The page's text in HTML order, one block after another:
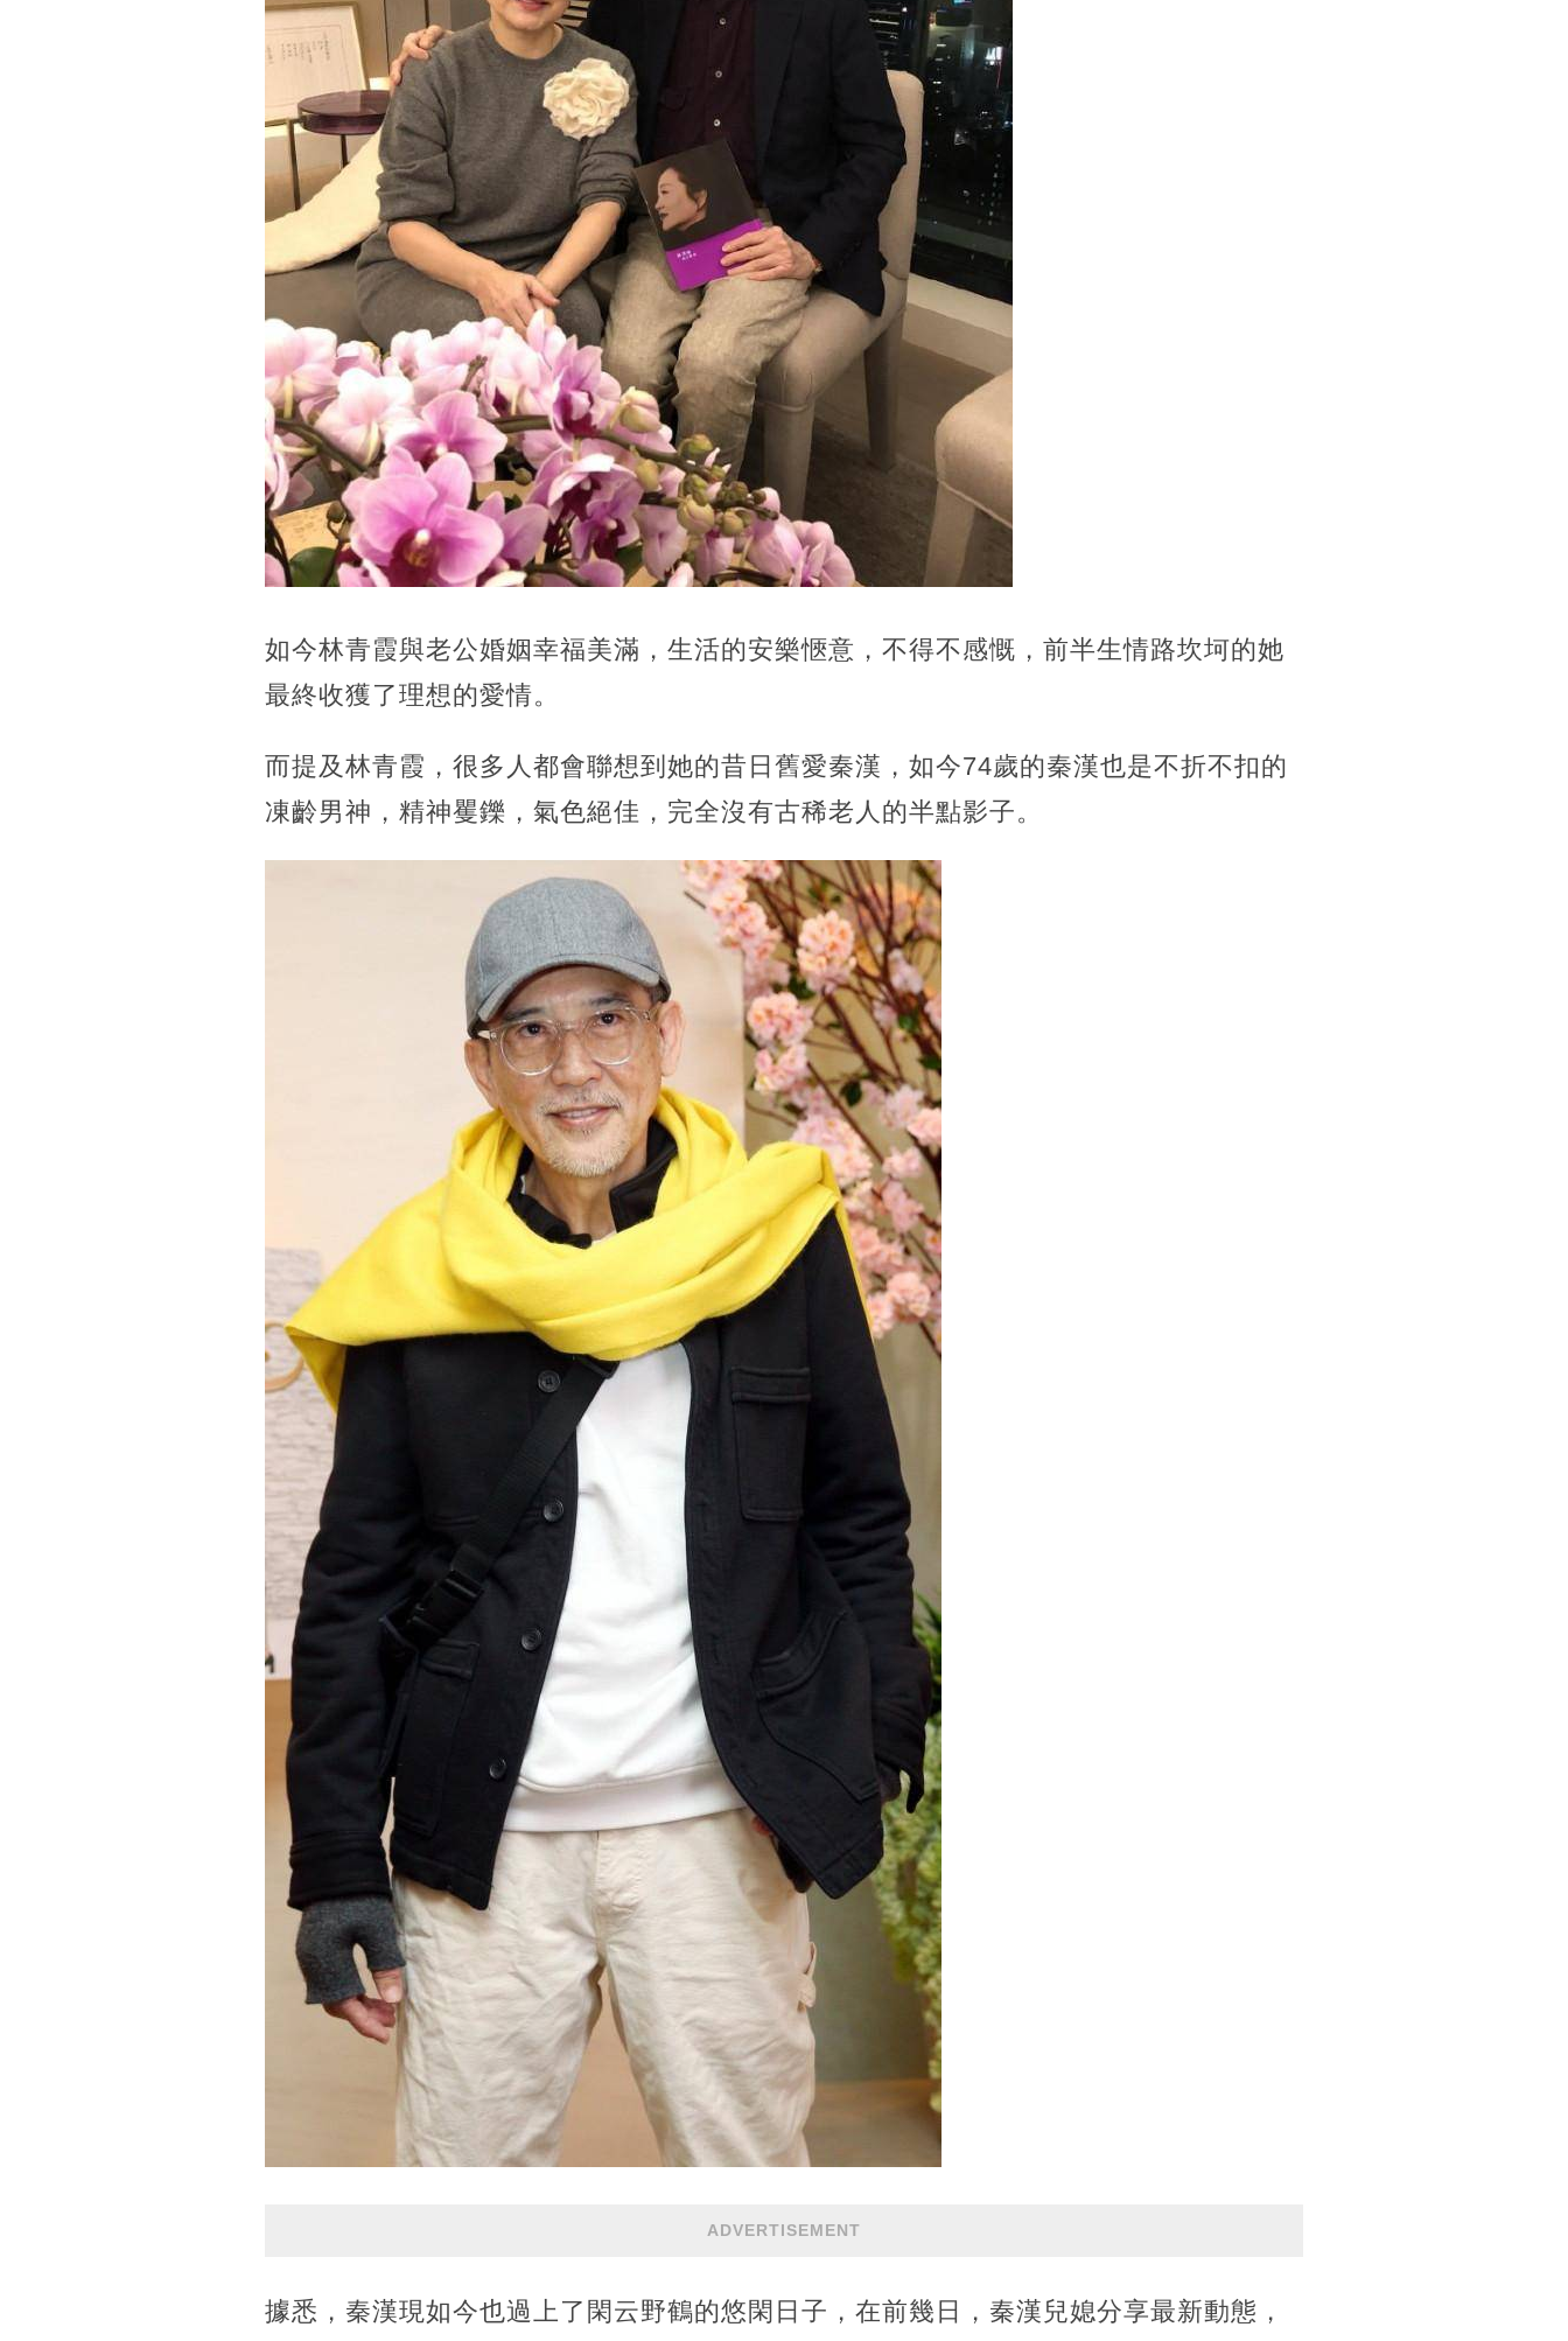
如今林青霞與老公婚姻幸福美滿，生活的安樂愜意，不得不感慨，前半生情路坎坷的她
最終收獲了理想的愛情。
而提及林青霞，很多人都會聯想到她的昔日舊愛秦漢，如今74歲的秦漢也是不折不扣的
凍齡男神，精神矍鑠，氣色絕佳，完全沒有古稀老人的半點影子。
ADVERTISEMENT
據悉，秦漢現如今也過上了閑云野鶴的悠閑日子，在前幾日，秦漢兒媳分享最新動態，